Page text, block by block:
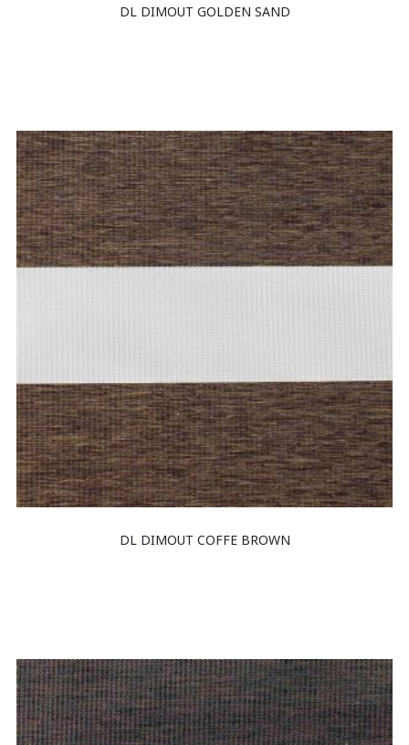
DL DIMOUT GOLDEN SAND
DL DIMOUT COFFE BROWN